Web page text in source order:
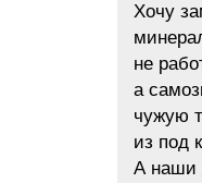
Хочу
не
а
чужую
из под
А наши